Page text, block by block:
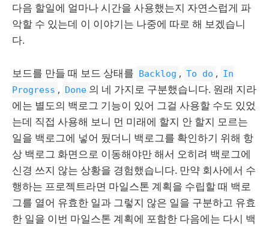
다음 할일에 얼마나 시간을 사용했는지 자연스럽게 파
악할 수 있는데 이 이야기는 나중에 따로 해 보겠습니
다.
보드를 만들 때 보드 상태를 Backlog , To do , In
Progress , Done 의 네 가지로 구분했습니다. 원래 지라
에는 별도의 백로그 기능이 있어 그걸 사용할 수도 있었
는데 직접 사용해 보니 먼 미래에 할지 안 할지 모르는
일을 백로그에 넣어 뒀더니 백로그를 확인하기 위해 항
상 백로그 화면으로 이동해야만 해서 오히려 백로그에
신경 쓰지 않는 상황을 경험했습니다. 만약 회사에서 수
행하는 프로젝트라면 마일스톤 계획을 수립할 때 백로
그를 열어 유효한 일과 그렇지 않은 일을 구분하고 유효
한 일을 이번 마일스톤 계획에 포함한 다음에는 다시 백